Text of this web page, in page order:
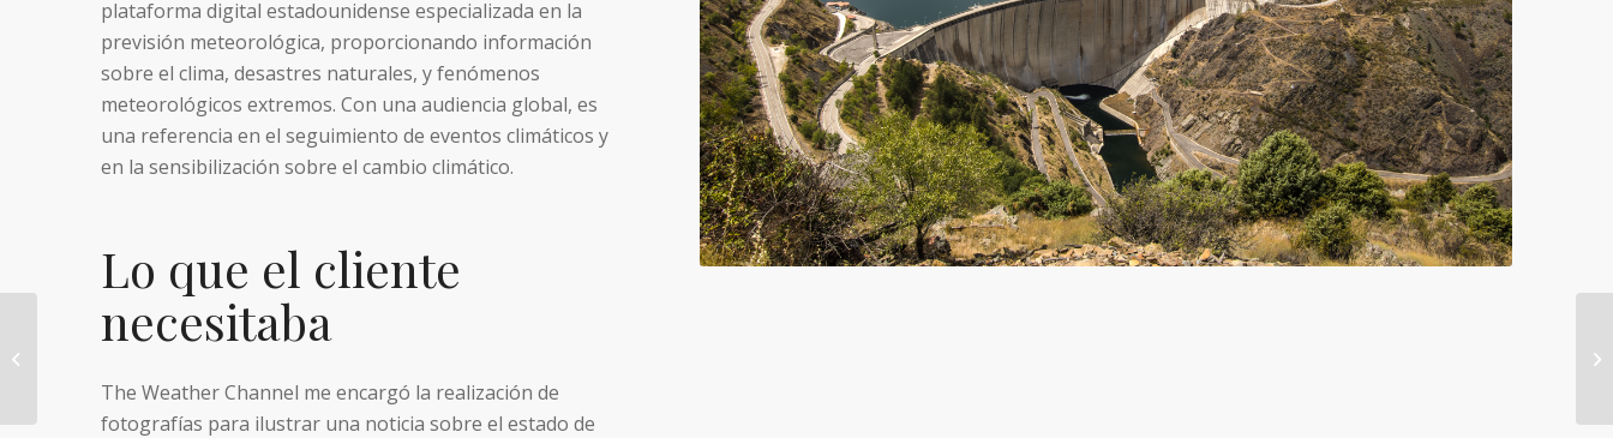
plataforma digital estadounidense especializada en la
previsión meteorológica, proporcionando información
sobre el clima, desastres naturales, y fenómenos
meteorológicos extremos. Con una audiencia global, es
una referencia en el seguimiento de eventos climáticos y
en la sensibilización sobre el cambio climático.
Lo que el cliente
necesitaba
The Weather Channel me encargó la realización de
fotografías para ilustrar una noticia sobre el estado de